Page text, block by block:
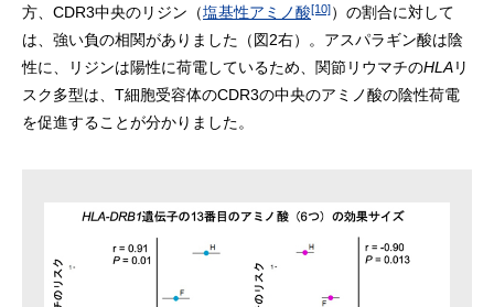
方、CDR3中央のリジン（塩基性アミノ酸[10]）の割合に対して
は、強い負の相関がありました（図2右）。アスパラギン酸は陰
性に、リジンは陽性に荷電しているため、関節リウマチのHLAリ
スク多型は、T細胞受容体のCDR3の中央のアミノ酸の陰性荷電
を促進することが分かりました。